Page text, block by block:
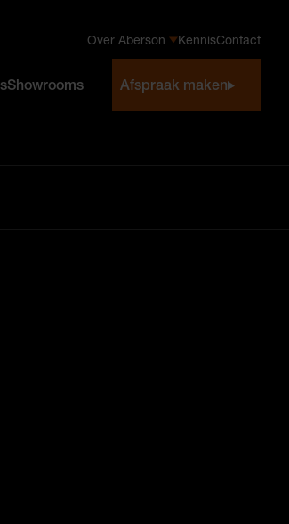
Over Aberson KennisContact
Showrooms Afspraak maken